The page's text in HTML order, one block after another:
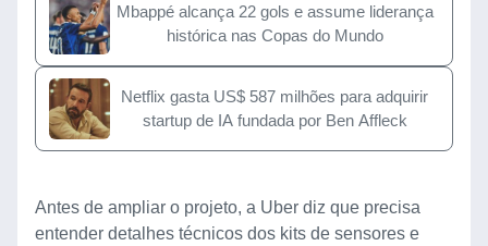
Mbappé alcança 22 gols e assume liderança
histórica nas Copas do Mundo
Netflix gasta US$ 587 milhões para adquirir
startup de IA fundada por Ben Affleck
Antes de ampliar o projeto, a Uber diz que precisa
entender detalhes técnicos dos kits de sensores e